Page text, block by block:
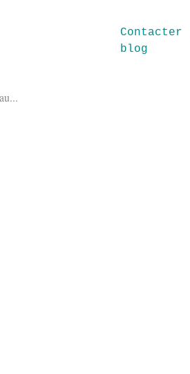
blog